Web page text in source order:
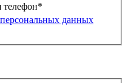
*
данных